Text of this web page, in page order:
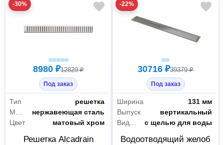
-30%
8980 ₽12829 ₽
Под заказ
Тип
решетка
Материал
нержавеющая сталь
Цвет
матовый хром
Решетка Alcadrain
-22%
30716 ₽39379 ₽
Под заказ
Ширина
131 мм
Выпуск
вертикальный
с щелью для воды
Водоотводящий желоб